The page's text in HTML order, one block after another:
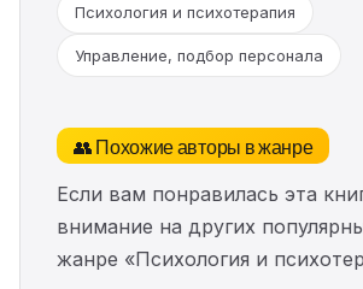
Психология и психотерапия
Управление, подбор персонала
👥 Похожие авторы в жанре
Если вам понравилась эта
внимание на других
жанре «Психология и